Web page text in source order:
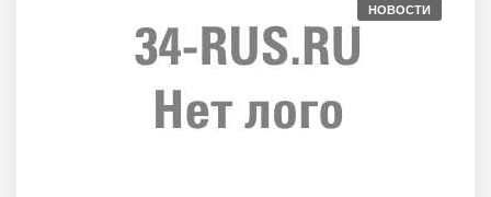
НОВОСТИ